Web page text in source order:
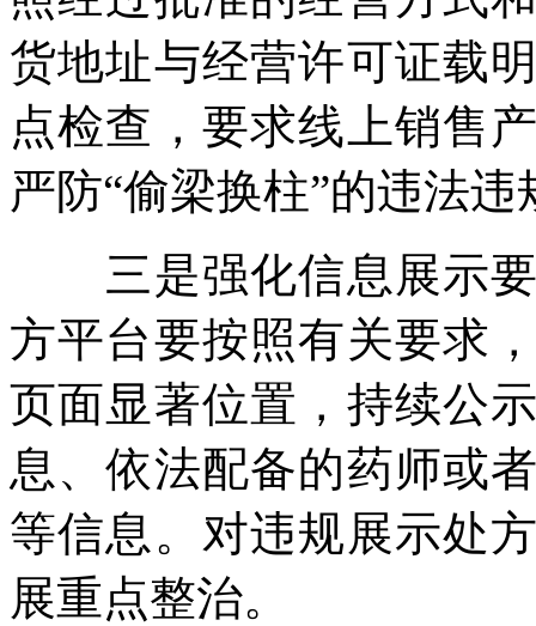
货地址与经营许可证载
点检查，要求线上销售
严防“偷梁换柱”的违法违
三是强化信息展示要
方平台要按照有关要求
页面显著位置，持续公
息、依法配备的药师或
等信息。对违规展示处
展重点整治。